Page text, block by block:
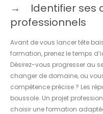
Identifier ses
professionnels
Avant de vous lancer tête
formation, prenez le temps
Désirez-vous progresser au
changer de domaine, ou
compétence précise ? Les
boussole. Un projet
choisir une formation